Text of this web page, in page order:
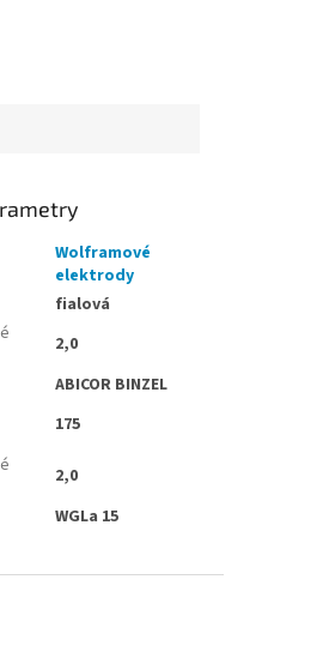
Wolframové
elektrody
fialová
2,0
ABICOR BINZEL
175
2,0
WGLa 15